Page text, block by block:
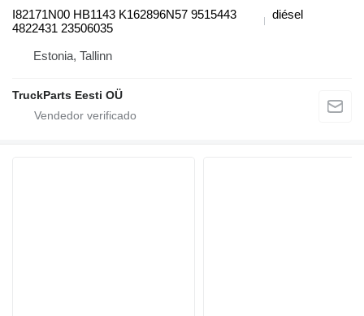
I82171N00 HB1143 K162896N57 9515443
4822431 23506035
diésel
Estonia, Tallinn
TruckParts Eesti OÜ